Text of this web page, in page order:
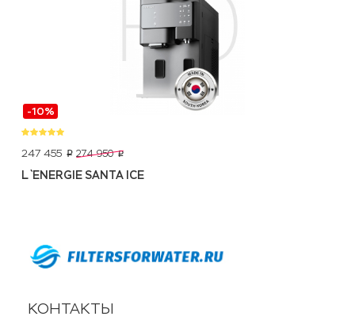
-10%
247 455 p 274 950 p
L`ENERGIE SANTA ICE
КОНТАКТЫ